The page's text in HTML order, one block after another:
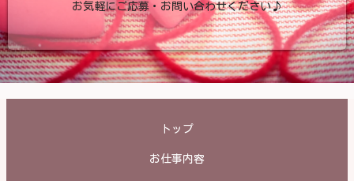
お気軽にご応募・お問い合わせください♪
トップ
お仕事内容